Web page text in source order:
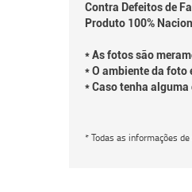
Contra Defeitos de
Produto 100%
* As fotos são
* O ambiente da foto
* Caso tenha
* Todas as informações